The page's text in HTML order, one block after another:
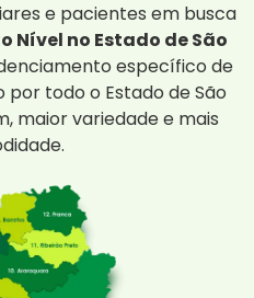
e pacientes em busca
Nível no Estado de São
específico de
todo o Estado de São
maior variedade e mais